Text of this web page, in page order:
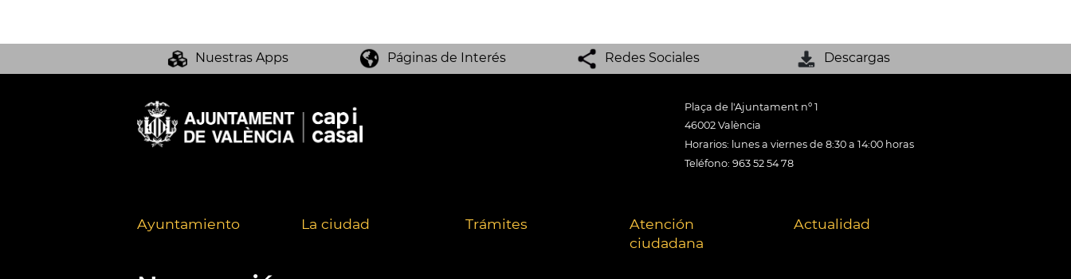
Nuestras Apps Páginas de Interés Redes Sociales Descargas
Plaça de l'Ajuntament nº 1
46002 València
Horarios: lunes a viernes de 8:30 a 14:00 horas
Teléfono: 963 52 54 78
Ayuntamiento La ciudad Trámites
Atención
ciudadana
Actualidad